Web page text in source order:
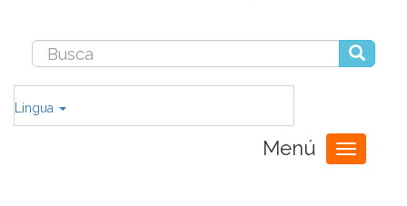
Lingua
Menú
Toggle
navigation